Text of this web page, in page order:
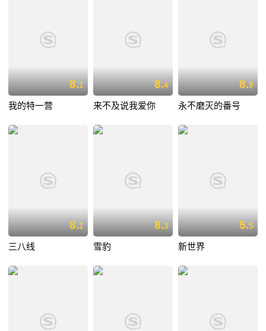
8.1
我的特一营
8.4
来不及说我爱你
8.9
永不磨灭的番号
8.1
三八线
8.3
雪豹
5.5
新世界